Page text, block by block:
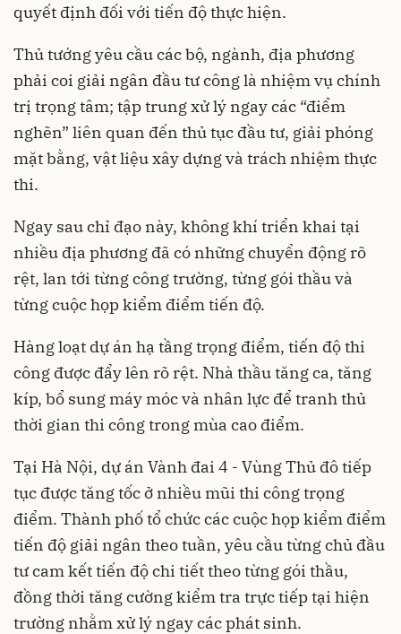
quyết định đối với tiến độ thực hiện.
Thủ tướng yêu cầu các bộ, ngành, địa phương
phải coi giải ngân đầu tư công là nhiệm vụ chính
trị trọng tâm; tập trung xử lý ngay các “điểm
nghẽn” liên quan đến thủ tục đầu tư, giải phóng
mặt bằng, vật liệu xây dựng và trách nhiệm thực
thi.
Ngay sau chỉ đạo này, không khí triển khai tại
nhiều địa phương đã có những chuyển động rõ
rệt, lan tới từng công trường, từng gói thầu và
từng cuộc họp kiểm điểm tiến độ.
Hàng loạt dự án hạ tầng trọng điểm, tiến độ thi
công được đẩy lên rõ rệt. Nhà thầu tăng ca, tăng
kíp, bổ sung máy móc và nhân lực để tranh thủ
thời gian thi công trong mùa cao điểm.
Tại Hà Nội, dự án Vành đai 4 - Vùng Thủ đô tiếp
tục được tăng tốc ở nhiều mũi thi công trọng
điểm. Thành phố tổ chức các cuộc họp kiểm điểm
tiến độ giải ngân theo tuần, yêu cầu từng chủ đầu
tư cam kết tiến độ chi tiết theo từng gói thầu,
đồng thời tăng cường kiểm tra trực tiếp tại hiện
trường nhằm xử lý ngay các phát sinh.